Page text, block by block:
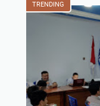
TRENDING